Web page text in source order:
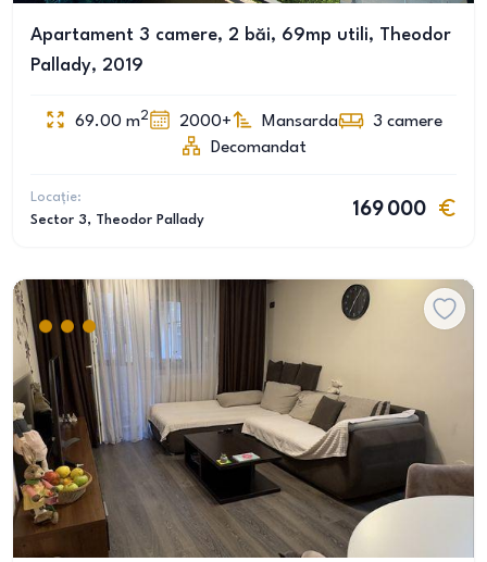
Apartament 3 camere, 2 băi, 69mp utili, Theodor
Pallady, 2019
69.00 m2 2000+ Mansarda 3 camere
Decomandat
Locație:
Sector 3, Theodor Pallady
169 000